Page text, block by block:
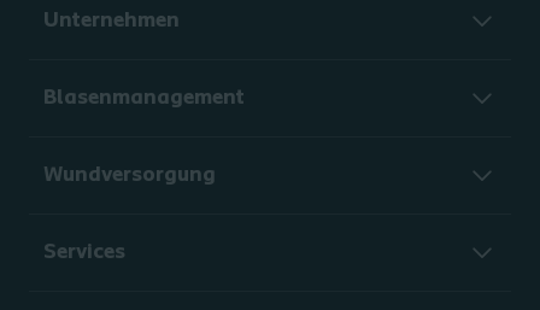
Unternehmen
Blasenmanagement
Wundversorgung
Services